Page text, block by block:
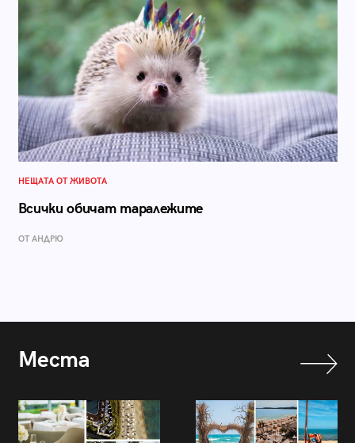
НЕЩАТА ОТ ЖИВОТА
Всички обичат таралежите
ОТ АНДРЮ
Места